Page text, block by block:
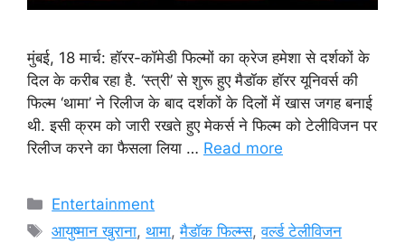
मुंबई, 18 मार्च: हॉरर-कॉमेडी फिल्मों का क्रेज हमेशा से दर्शकों के
दिल के करीब रहा है. ‘स्त्री’ से शुरू हुए मैडॉक हॉरर यूनिवर्स की
फिल्म ‘थामा’ ने रिलीज के बाद दर्शकों के दिलों में खास जगह बनाई
थी. इसी क्रम को जारी रखते हुए मेकर्स ने फिल्म को टेलीविजन पर
रिलीज करने का फैसला लिया … Read more
Categories
Entertainment
Tags
आयुष्मान खुराना,थामा,मैडॉक फिल्म्स,वर्ल्ड टेलीविजन